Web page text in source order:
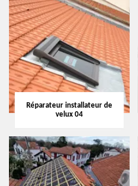
Réparateur installateur de
velux 04